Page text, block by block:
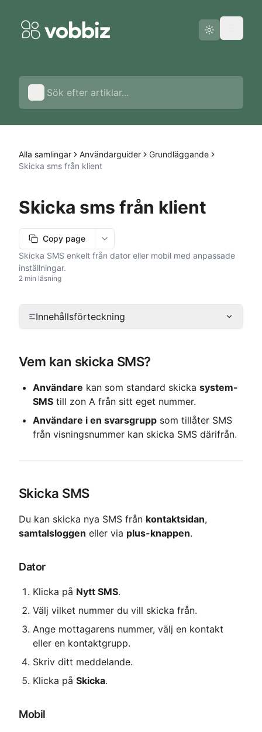
Svenska
Alla samlingar Användarguider
Grundläggande
Skicka sms från klient
Skicka sms från klient
Copy page
More options
Skicka SMS enkelt från dator eller mobil med anpassade
inställningar.
2 min läsning
Innehållsförteckning
Vem kan skicka SMS?
Användare kan som standard skicka system-
SMS till zon A från sitt eget nummer.
Användare i en svarsgrupp som tillåter SMS
från visningsnummer kan skicka SMS därifrån.
Skicka SMS
Du kan skicka nya SMS från kontaktsidan,
samtalsloggen eller via plus-knappen.
Dator
Klicka på Nytt SMS.
Välj vilket nummer du vill skicka från.
Ange mottagarens nummer, välj en kontakt
eller en kontaktgrupp.
Skriv ditt meddelande.
Klicka på Skicka.
Mobil